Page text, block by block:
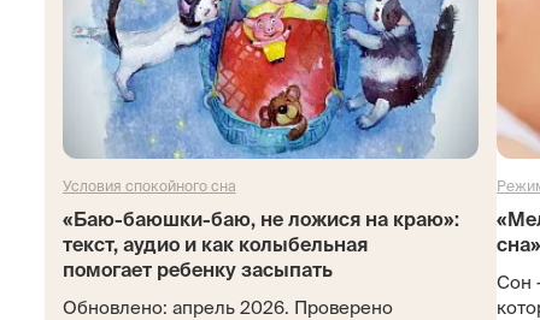
Условия спокойного сна
«Баю-баюшки-баю, не ложися на краю»:
текст, аудио и как колыбельная
помогает ребенку засыпать
Обновлено: апрель 2026. Проверено
Сон